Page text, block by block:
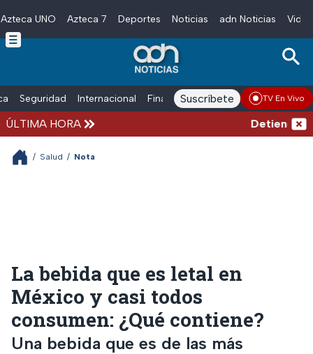
Skip to main content
Azteca UNO Azteca 7 Deportes Noticias adn Noticias
Seguridad Internacional Finanzas adn Noticias Radio
Suscríbete TV En Vivo
ÚLTIMA HORA Detienen al
/ Salud / Nota
La bebida que es letal en
México y casi todos
consumen: ¿Qué contiene?
Una bebida que es de las más